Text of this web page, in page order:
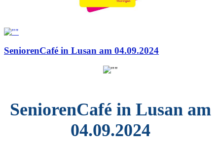
SeniorenCafé in Lusan am 04.09.2024
SeniorenCafé in Lusan am
04.09.2024